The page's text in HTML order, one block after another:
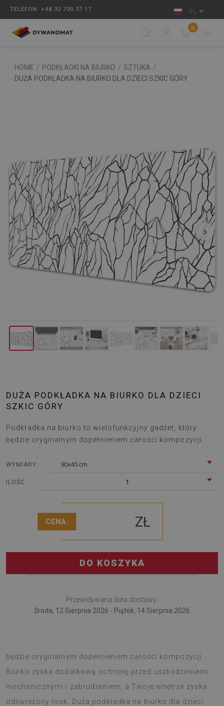
TELEFON: +48 32 700 37 17 PL
0
HOME / PODKŁADKI NA BIURKO / SZTUKA /
DUŻA PODKŁADKA NA BIURKO DLA DZIECI SZKIC GÓRY
‹ ›
DUŻA PODKŁADKA NA BIURKO DLA DZIECI
SZKIC GÓRY
Podkładka na biurko to wielofunkcyjny gadżet, który
będzie oryginalnym dopełnieniem całości kompozycji.
WYMIARY: 90x45 cm
ILOŚĆ 1
CENA: ZŁ
DO KOSZYKA
Przewidywana data dostawy:
Środa, 12 Sierpnia 2026 - Piątek, 14 Sierpnia 2026
będzie oryginalnym dopełnieniem całości kompozycji.
Biurko zyska dodatkową ochronę przed uszkodzeniami
mechanicznymi i zabrudzeniem, a Twoje wnętrze zyska
odświeżony look. Duża podkładka na biurko dla dzieci